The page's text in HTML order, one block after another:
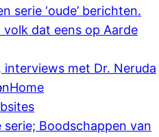
serie ‘oude’ berichten.
volk dat eens op Aarde
interviews met Dr. Neruda
Home
serie; Boodschappen van